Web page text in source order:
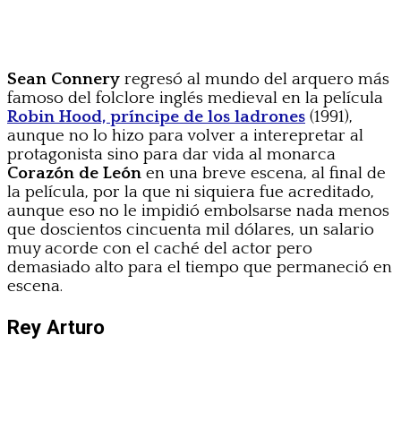
Sean Connery regresó al mundo del arquero más
famoso del folclore inglés medieval en la película
Robin Hood, príncipe de los ladrones (1991),
aunque no lo hizo para volver a interepretar al
protagonista sino para dar vida al monarca
Corazón de León en una breve escena, al final de
la película, por la que ni siquiera fue acreditado,
aunque eso no le impidió embolsarse nada menos
que doscientos cincuenta mil dólares, un salario
muy acorde con el caché del actor pero
demasiado alto para el tiempo que permaneció en
escena.
Rey Arturo